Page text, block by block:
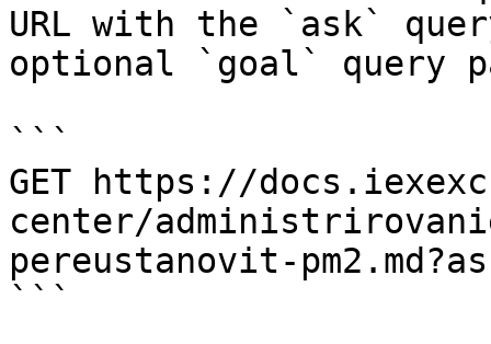
URL with the `ask`
optional `goal` query
```
GET https://
center/
pereustanovit-
```